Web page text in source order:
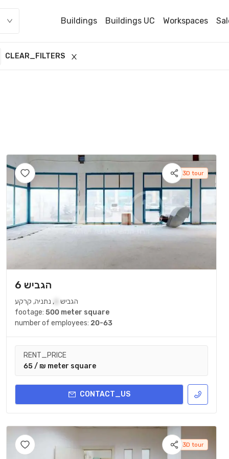
Workspaces
Buildings UC
Buildings
CLEAR_FILTERS
3D tour
הגביש 6
הגביש , נתניה, קרקע
footage: 500 meter square
number of employees: 20-63
RENT_PRICE
65 / ₪ meter square
CONTACT_US
3D tour